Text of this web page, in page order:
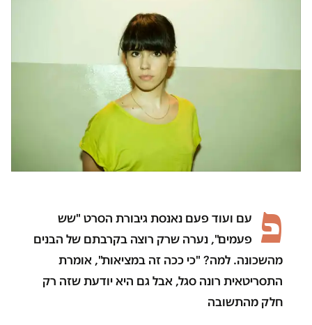
פ
עם ועוד פעם נאנסת גיבורת הסרט "שש
פעמים", נערה שרק רוצה בקרבתם של הבנים
מהשכונה. למה? "כי ככה זה במציאות", אומרת
התסריטאית רונה סגל, אבל גם היא יודעת שזה רק
חלק מהתשובה